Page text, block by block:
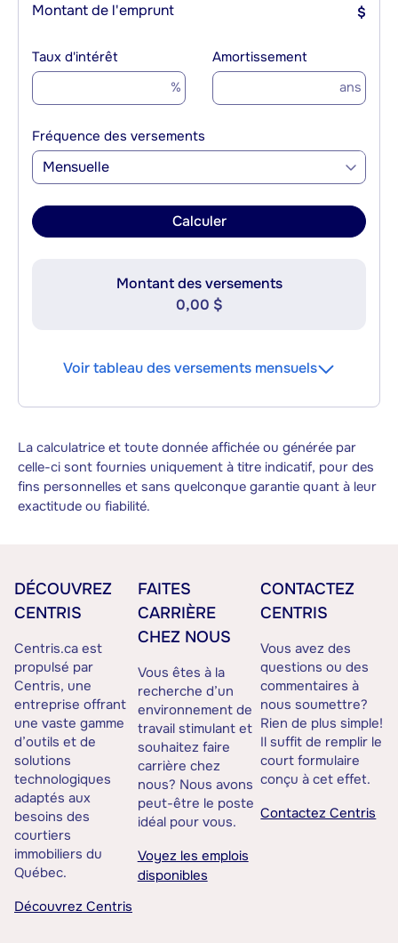
Montant de l'emprunt $
Taux d'intérêt
%
Amortissement
ans
Fréquence des versements
Mensuelle
Calculer
Montant des versements
0,00 $
Voir tableau des versements mensuels
La calculatrice et toute donnée affichée ou générée par
celle-ci sont fournies uniquement à titre indicatif, pour des
fins personnelles et sans quelconque garantie quant à leur
exactitude ou fiabilité.
DÉCOUVREZ
CENTRIS
Centris.ca est
propulsé par
Centris, une
entreprise offrant
une vaste gamme
d’outils et de
solutions
technologiques
adaptés aux
besoins des
courtiers
immobiliers du
Québec.
Découvrez Centris
FAITES
CARRIÈRE
CHEZ NOUS
Vous êtes à la
recherche d’un
environnement de
travail stimulant et
souhaitez faire
carrière chez
nous? Nous avons
peut-être le poste
idéal pour vous.
Voyez les emplois
disponibles
CONTACTEZ
CENTRIS
Vous avez des
questions ou des
commentaires à
nous soumettre?
Rien de plus simple!
Il suffit de remplir le
court formulaire
conçu à cet effet.
Contactez Centris